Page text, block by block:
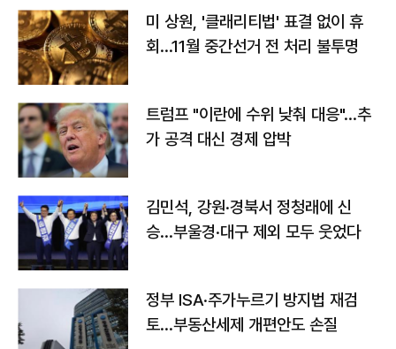
미 상원, '클래리티법' 표결 없이 휴
회…11월 중간선거 전 처리 불투명
트럼프 "이란에 수위 낮춰 대응"…추
가 공격 대신 경제 압박
김민석, 강원·경북서 정청래에 신
승…부울경·대구 제외 모두 웃었다
정부 ISA·주가누르기 방지법 재검
토…부동산세제 개편안도 손질